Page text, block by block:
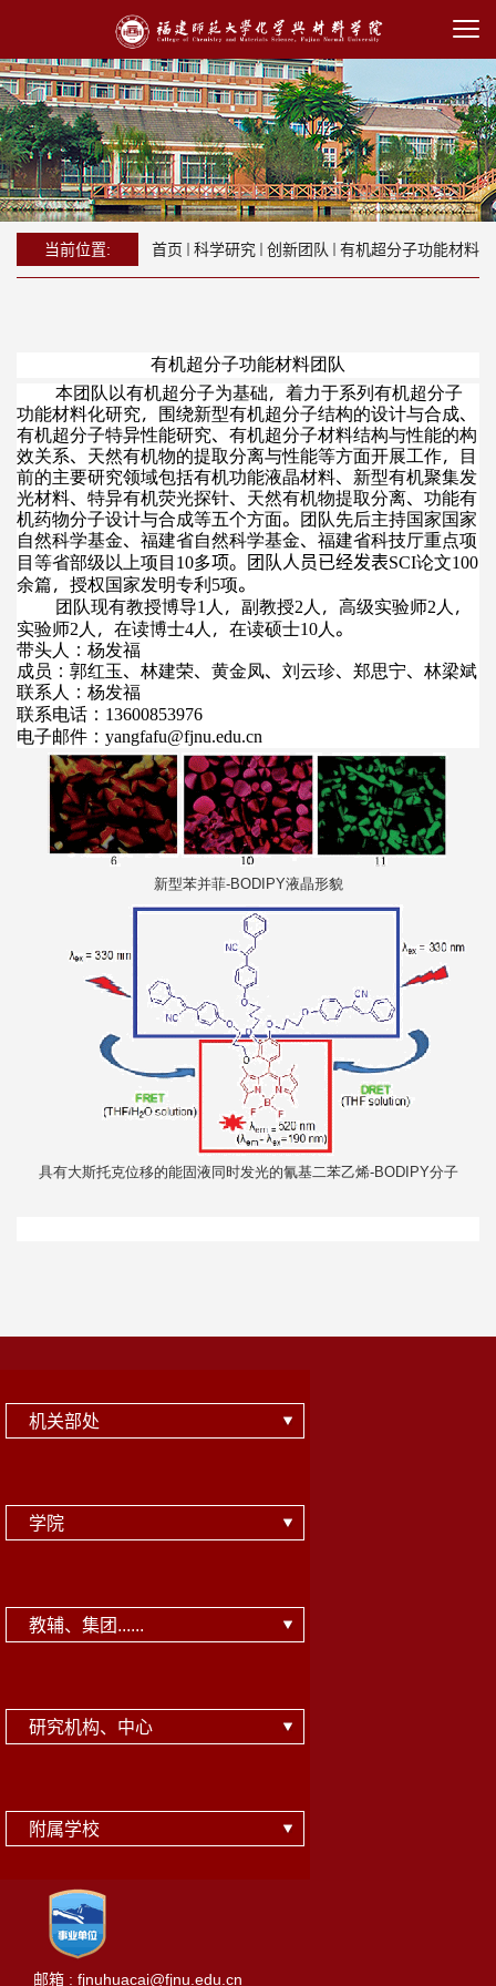
当前位置: 首页 科学研究 创新团队 有机超分子功能材料
有机超分子功能材料团队
本团队以有机超分子为基础，着力于系列有机超分子
功能材料化研究，围绕新型有机超分子结构的设计与合成、
有机超分子特异性能研究、有机超分子材料结构与性能的构
效关系、天然有机物的提取分离与性能等方面开展工作，目
前的主要研究领域包括有机功能液晶材料、新型有机聚集发
光材料、特异有机荧光探针、天然有机物提取分离、功能有
机药物分子设计与合成等五个方面。团队先后主持国家国家
自然科学基金、福建省自然科学基金、福建省科技厅重点项
目等省部级以上项目 10多项。团队人员已经发表SCI论文100
余篇，授权国家发明专利5项。
团队现有教授博导1人，副教授2人，高级实验师2人，
实验师2人，在读博士4人，在读硕士10人。
带头人：杨发福
成员：郭红玉、林建荣、黄金凤、刘云珍、郑思宁、林梁斌
联系人：杨发福
联系电话： 13600853976
电子邮件： yangfafu@fjnu.edu.cn
新型苯并菲-BODIPY液晶形貌
具有大斯托克位移的能固液同时发光的氰基二苯乙烯-BODIPY分子
机关部处
学院
教辅、集团......
研究机构、中心
附属学校
邮箱 : fjnuhuacai@fjnu.edu.cn